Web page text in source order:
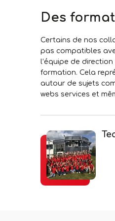
Des
Certains de nos
pas compatibles
l’équipe de
formation. Cela
autour de sujets
webs services et